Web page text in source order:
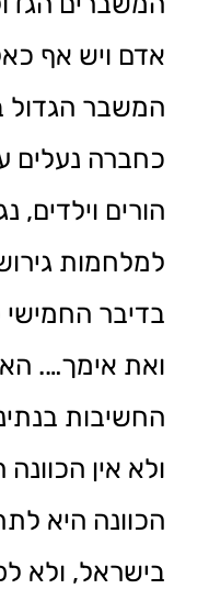
אדם ויש אף
המשבר הגדול
כחברה נעלים
הורים וילדים,
למלחמות
בדיבר
ואת אימך….
החשיבות
ולא אין
הכוונה היא
בישראל, ולא